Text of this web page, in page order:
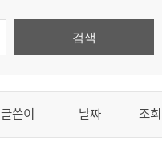
글쓴이 날짜 조회